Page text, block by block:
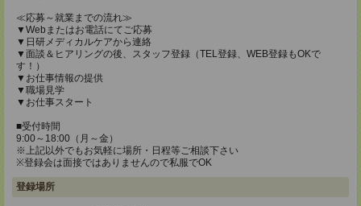
≪応募～就業までの流れ≫
▼Webまたはお電話にてご応募
▼日研メディカルケアから連絡
▼面談＆ヒアリングの後、スタッフ登録（TEL登録、WEB登録もOKで
す！）
▼お仕事情報の提供
▼職場見学
▼お仕事スタート
■受付時間
9:00～18:00（月～金）
※上記以外でもお気軽に場所・日程等ご相談下さい
※登録会は面接ではありませんので私服でOK
登録場所